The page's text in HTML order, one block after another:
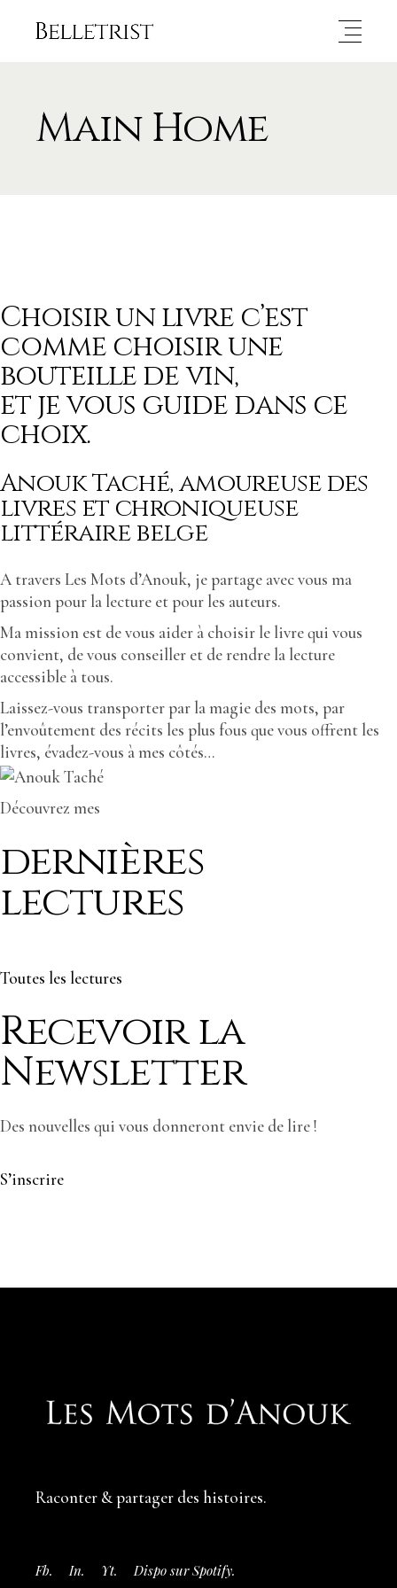
Main Home
Choisir un livre c’est
comme choisir une
bouteille de vin,
et je vous guide dans ce
choix.
Anouk Taché, amoureuse des
livres et chroniqueuse
littéraire belge
A travers Les Mots d’Anouk, je partage avec vous ma
passion pour la lecture et pour les auteurs.
Ma mission est de vous aider à choisir le livre qui vous
convient, de vous conseiller et de rendre la lecture
accessible à tous.
Laissez-vous transporter par la magie des mots, par
l’envoûtement des récits les plus fous que vous offrent les
livres, évadez-vous à mes côtés…
Découvrez mes
dernières
lectures
Toutes les lectures
Recevoir la
Newsletter
Des nouvelles qui vous donneront envie de lire !
S’inscrire
Raconter & partager des histoires.
Fb. In. Yt. Dispo sur Spotify.